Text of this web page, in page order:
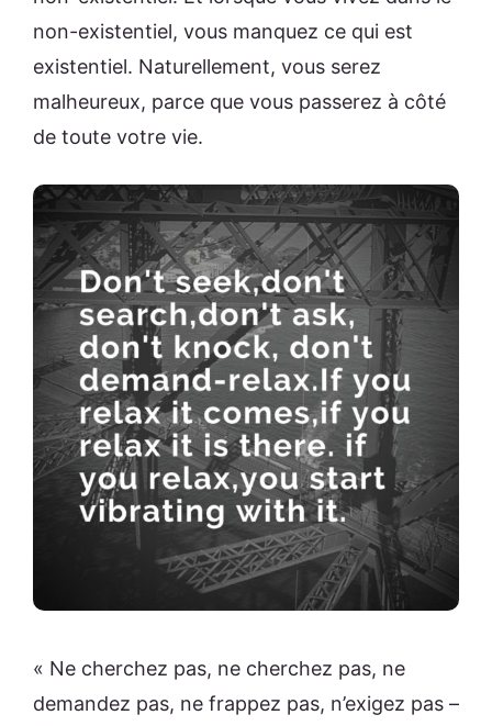
non-existentiel, vous manquez ce qui est
existentiel. Naturellement, vous serez
malheureux, parce que vous passerez à côté
de toute votre vie.
« Ne cherchez pas, ne cherchez pas, ne
demandez pas, ne frappez pas, n’exigez pas –